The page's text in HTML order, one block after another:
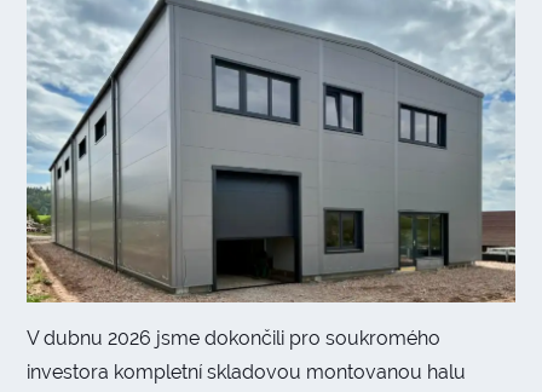
V dubnu 2026 jsme dokončili pro soukromého
investora kompletní skladovou montovanou halu